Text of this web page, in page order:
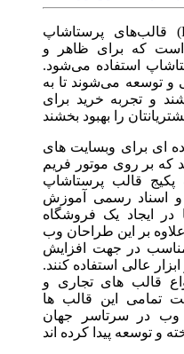
قالب‌های پرستاشاپ (PrestaShop themes) مجموعه‌ای از
که برای ظاهر و
استفاده می‌شود.
توسعه می‌شوند تا به
و تجربه خرید برای
ای برای وبسایت های
که بر روی موتور فریم
قالب پرستاشاپ
و اسناد رسمی آموزش
ایجاد یک فروشگاه
بر این طراحان وب
در جهت افزایش
عالی استفاده کنند.
قالب های تجاری و
تمامی این قالب ها
در سرتاسر جهان